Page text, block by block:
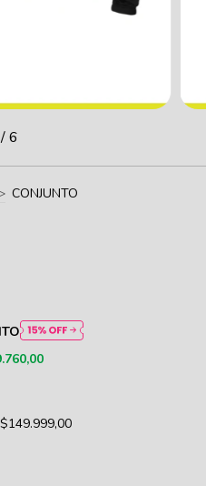
/6
> CONJUNTO
$149.999,00